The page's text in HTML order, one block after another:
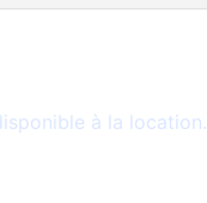
à la location.